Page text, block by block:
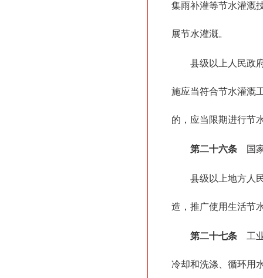
集雨补灌等节水灌溉
展节水灌溉。
县级以上人民政
施应当符合节水灌溉
的，应当限期进行节
第二十六条 国
县级以上地方人
造，推广使用生活节
第二十七条 工
冷却和洗涤、循环用